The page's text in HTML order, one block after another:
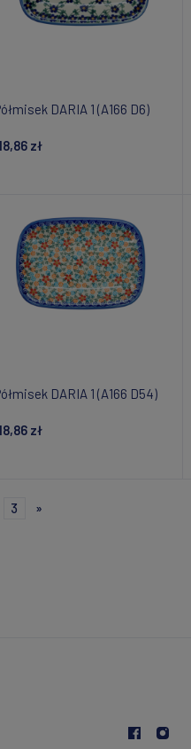
DARIA 1 (A166 D6)
zł
DARIA 1 (A166 D54)
zł
3 »